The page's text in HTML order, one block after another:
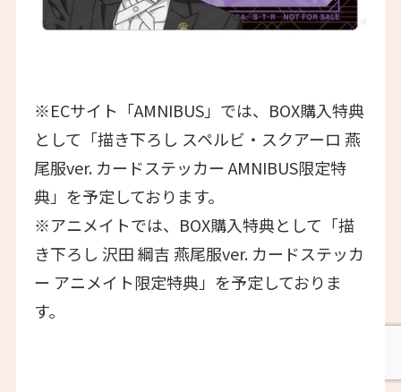
※ECサイト「AMNIBUS」では、BOX購入特典
として「描き下ろし スペルビ・スクアーロ 燕
尾服ver. カードステッカー AMNIBUS限定特
典」を予定しております。
※アニメイトでは、BOX購入特典として「描
き下ろし 沢田 綱吉 燕尾服ver. カードステッカ
ー アニメイト限定特典」を予定しておりま
す。